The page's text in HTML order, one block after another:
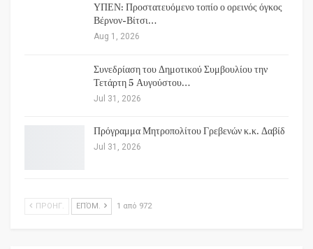
ΥΠΕΝ: Προστατευόμενο τοπίο ο ορεινός όγκος
Βέρνον-Βίτσι…
Aug 1, 2026
Συνεδρίαση του Δημοτικού Συμβουλίου την
Τετάρτη 5 Αυγούστου…
Jul 31, 2026
Πρόγραμμα Μητροπολίτου Γρεβενών κ.κ. Δαβίδ
Jul 31, 2026
ΠΡΟΗΓ. ΕΠΌΜ. 1 από 972